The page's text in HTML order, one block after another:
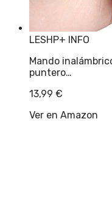
LESHP+ INFO
Mando
puntero…
13,99 €
Ver en Amazon